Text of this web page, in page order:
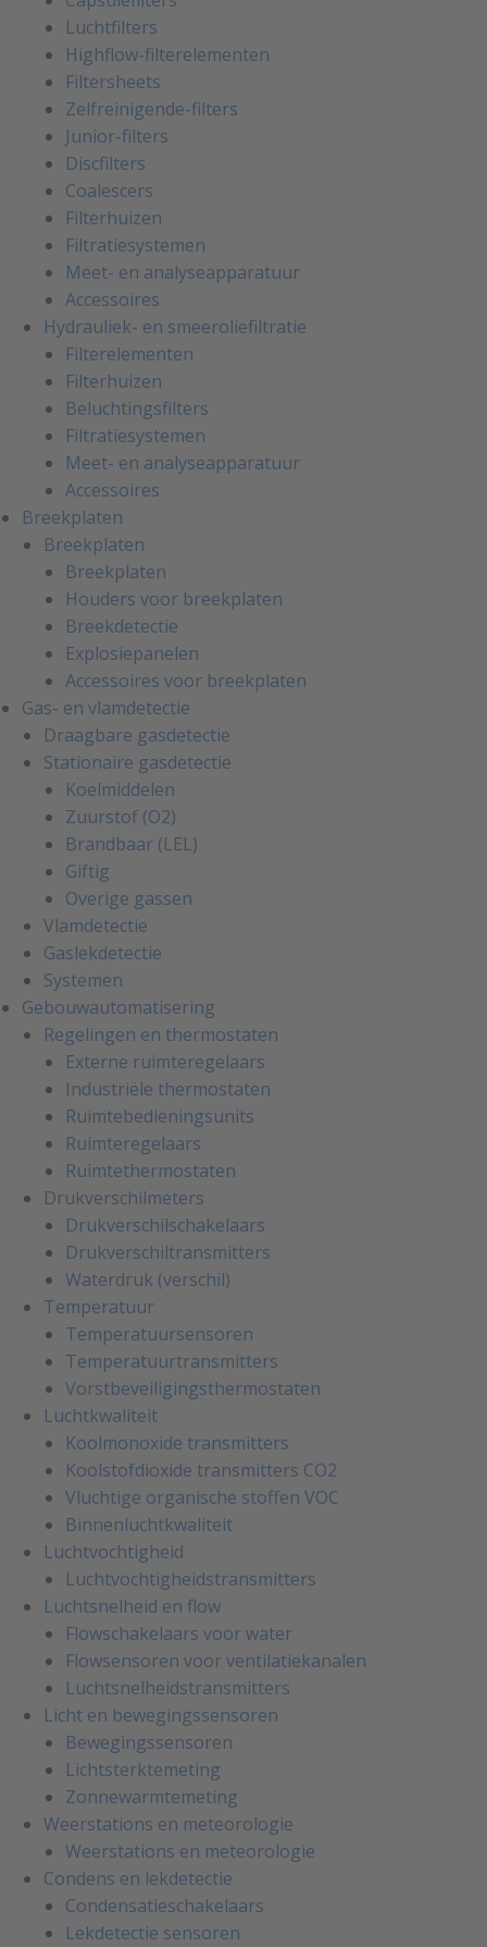
Luchtfilters
Highflow-filterelementen
Filtersheets
Zelfreinigende-filters
Junior-filters
Discfilters
Coalescers
Filterhuizen
Filtratiesystemen
Meet- en analyseapparatuur
Accessoires
Hydrauliek- en smeeroliefiltratie
Filterelementen
Filterhuizen
Beluchtingsfilters
Filtratiesystemen
Meet- en analyseapparatuur
Accessoires
Breekplaten
Breekplaten
Breekplaten
Houders voor breekplaten
Breekdetectie
Explosiepanelen
Accessoires voor breekplaten
Gas- en vlamdetectie
Draagbare gasdetectie
Stationaire gasdetectie
Koelmiddelen
Zuurstof (O2)
Brandbaar (LEL)
Giftig
Overige gassen
Vlamdetectie
Gaslekdetectie
Systemen
Gebouwautomatisering
Regelingen en thermostaten
Externe ruimteregelaars
Industriële thermostaten
Ruimtebedieningsunits
Ruimteregelaars
Ruimtethermostaten
Drukverschilmeters
Drukverschilschakelaars
Drukverschiltransmitters
Waterdruk (verschil)
Temperatuur
Temperatuursensoren
Temperatuurtransmitters
Vorstbeveiligingsthermostaten
Luchtkwaliteit
Koolmonoxide transmitters
Koolstofdioxide transmitters CO2
Vluchtige organische stoffen VOC
Binnenluchtkwaliteit
Luchtvochtigheid
Luchtvochtigheidstransmitters
Luchtsnelheid en flow
Flowschakelaars voor water
Flowsensoren voor ventilatiekanalen
Luchtsnelheidstransmitters
Licht en bewegingssensoren
Bewegingssensoren
Lichtsterktemeting
Zonnewarmtemeting
Weerstations en meteorologie
Weerstations en meteorologie
Condens en lekdetectie
Condensatieschakelaars
Lekdetectie sensoren